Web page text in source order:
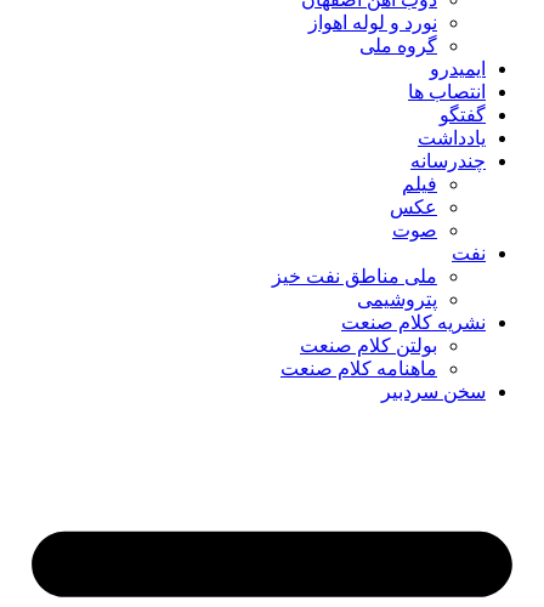
نورد و لوله اهواز
گروه ملی
ایمیدرو
انتصاب ها
گفتگو
یادداشت
چندرسانه
فیلم
عکس
صوت
نفت
ملی مناطق نفت خیز
پتروشیمی
نشریه کلام صنعت
بولتن کلام صنعت
ماهنامه کلام صنعت
سخن سردبیر